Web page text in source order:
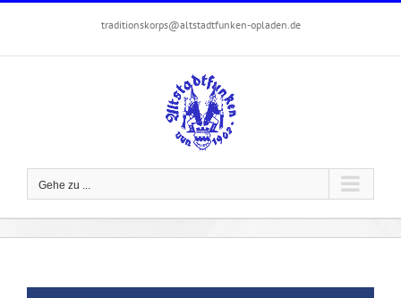
springen
traditionskorps@altstadtfunken-opladen.de
Gehe zu ...